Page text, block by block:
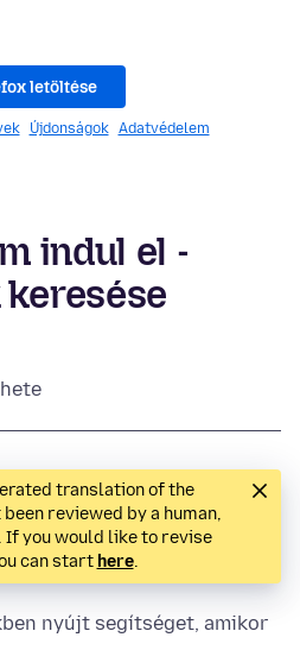
letöltése
Újdonságok Adatvédelem
indul el -
translation of the
been reviewed by a human,
you would like to revise
can start here.
nyújt segítséget, amikor